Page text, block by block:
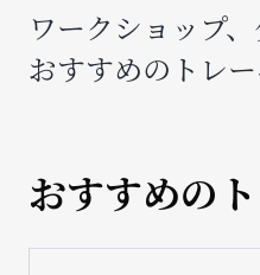
ワークショップ
おすすめのトレ
おすすめの